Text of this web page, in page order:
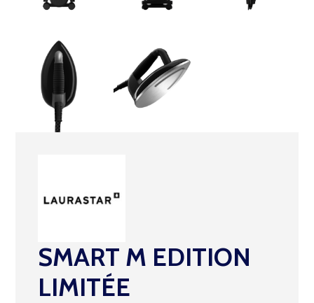
SMART M EDITION
LIMITÉE